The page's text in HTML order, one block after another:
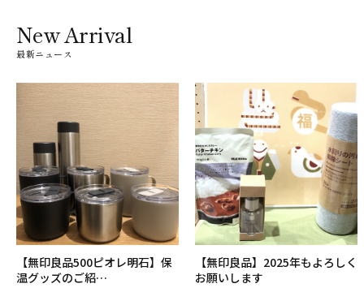
New Arrival
最新ニュース
【無印良品500ピオレ明石】保
温グッズのご紹…
【無印良品】2025年もよろしく
お願いします